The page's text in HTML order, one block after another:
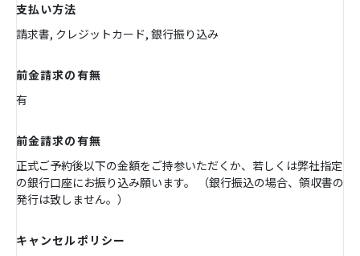
支払い方法
請求書, クレジットカード, 銀行振り込み
前金請求の有無
有
前金請求の有無
正式ご予約後以下の金額をご持参いただくか、若しくは弊社指定
の銀行口座にお振り込み願います。 （銀行振込の場合、領収書の
発行は致しません。）
キャンセルポリシー